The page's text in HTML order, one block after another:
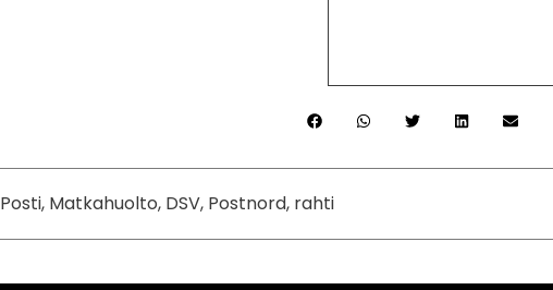
Posti, Matkahuolto, DSV, Postnord, rahti